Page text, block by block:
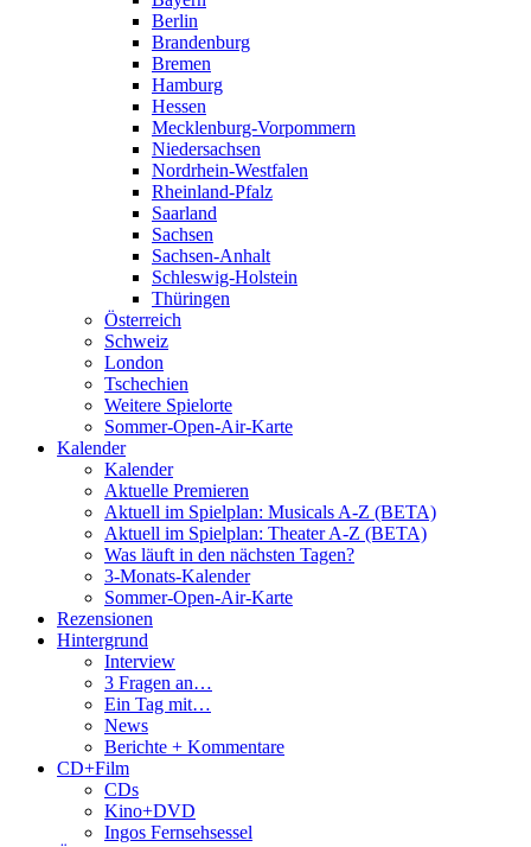
Berlin
Brandenburg
Bremen
Hamburg
Hessen
Mecklenburg-Vorpommern
Niedersachsen
Nordrhein-Westfalen
Rheinland-Pfalz
Saarland
Sachsen
Sachsen-Anhalt
Schleswig-Holstein
Thüringen
Österreich
Schweiz
London
Tschechien
Weitere Spielorte
Sommer-Open-Air-Karte
Kalender
Kalender
Aktuelle Premieren
Aktuell im Spielplan: Musicals A-Z (BETA)
Aktuell im Spielplan: Theater A-Z (BETA)
Was läuft in den nächsten Tagen?
3-Monats-Kalender
Sommer-Open-Air-Karte
Rezensionen
Hintergrund
Interview
3 Fragen an…
Ein Tag mit…
News
Berichte + Kommentare
CD+Film
CDs
Kino+DVD
Ingos Fernsehsessel